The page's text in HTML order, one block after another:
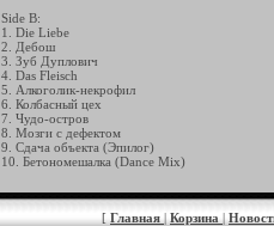
Side B:
1. Die Liebe
2. Дебош
3. Зуб Дуплович
4. Das Fleisch
5. Алкоголик-некрофил
6. Колбасный цех
7. Чудо-остров
8. Мозги с дефектом
9. Сдача объекта (Эпилог)
10. Бетономешалка (Dance Mix)
[ Главная | Корзина |